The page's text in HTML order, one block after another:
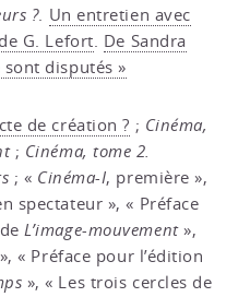
?. Un entretien avec
G. Lefort. De Sandra
disputés »
de création ? ; Cinéma,
; Cinéma, tome 2.
; « Cinéma-I, première »,
spectateur », « Préface
deL’image-mouvement»,
« Préface pour l’édition
», « Les trois cercles de